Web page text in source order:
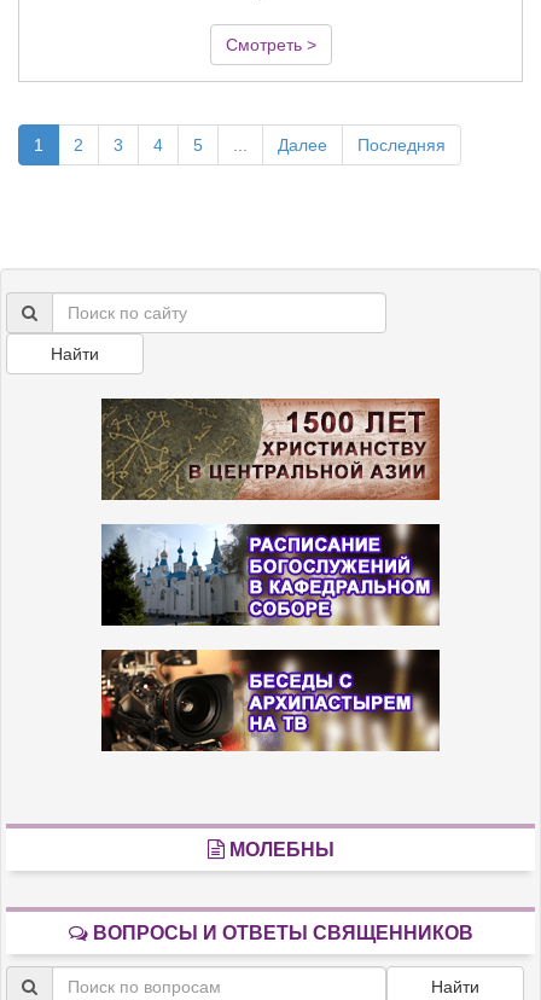
Смотреть >
1 2 3 4 5 Далее Последняя
Найти
МОЛЕБНЫ
ВОПРОСЫ И ОТВЕТЫ СВЯЩЕННИКОВ
Найти